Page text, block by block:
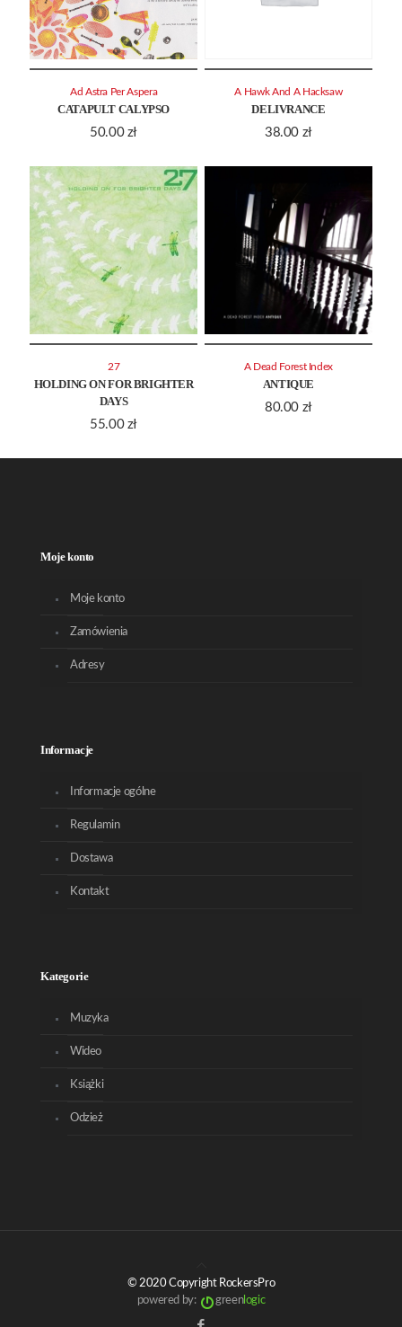
CATAPULT CALYPSO
50.00 zł
Ad Astra Per Aspera
DELIVRANCE
38.00 zł
A Hawk And A Hacksaw
HOLDING ON FOR BRIGHTER
DAYS
55.00 zł
27
ANTIQUE
80.00 zł
A Dead Forest Index
Moje konto
Moje konto
Zamówienia
Adresy
Informacje
Informacje ogólne
Regulamin
Dostawa
Kontakt
Kategorie
Muzyka
Wideo
Książki
Odzież
© 2020 Copyright RockersPro
powered by:
greenlogic